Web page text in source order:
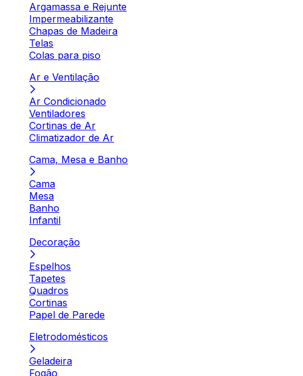
Argamassa e Rejunte
Impermeabilizante
Chapas de Madeira
Telas
Colas para piso
Ar e Ventilação
Ar Condicionado
Ventiladores
Cortinas de Ar
Climatizador de Ar
Cama, Mesa e Banho
Cama
Mesa
Banho
Infantil
Decoração
Espelhos
Tapetes
Quadros
Cortinas
Papel de Parede
Eletrodomésticos
Geladeira
Fogão